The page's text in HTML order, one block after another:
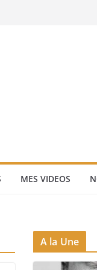
MES VIDEOS
A la Une